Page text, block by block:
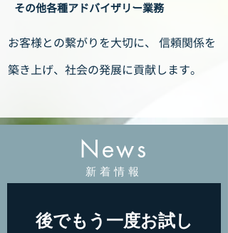
お客様との繋がりを大切に、 信頼関係を
築き上げ、社会の発展に貢献します。
その他各種アドバイザリー業務
News
新着情報
後でもう一度お試し